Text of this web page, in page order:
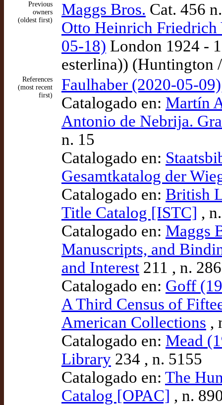
Previous
owners
(oldest first)
Maggs Bros. Cat. 456
Otto Heinrich
05-18) London 1924 -
esterlina)) (Huntington
References
(most recent
first)
Faulhaber (2020-05-
Catalogado en: Martín
Antonio de Nebrija.
n. 15
Catalogado en:
Gesamtkatalog der
Catalogado en: British
Title Catalog [ISTC] ,
Catalogado en: Maggs
Manuscripts, and
and Interest 211 , n. 286
Catalogado en: Goff
A Third Census of
American Collections ,
Catalogado en: Mead
Library 234 , n. 5155
Catalogado en: The
Catalog [OPAC] , n.